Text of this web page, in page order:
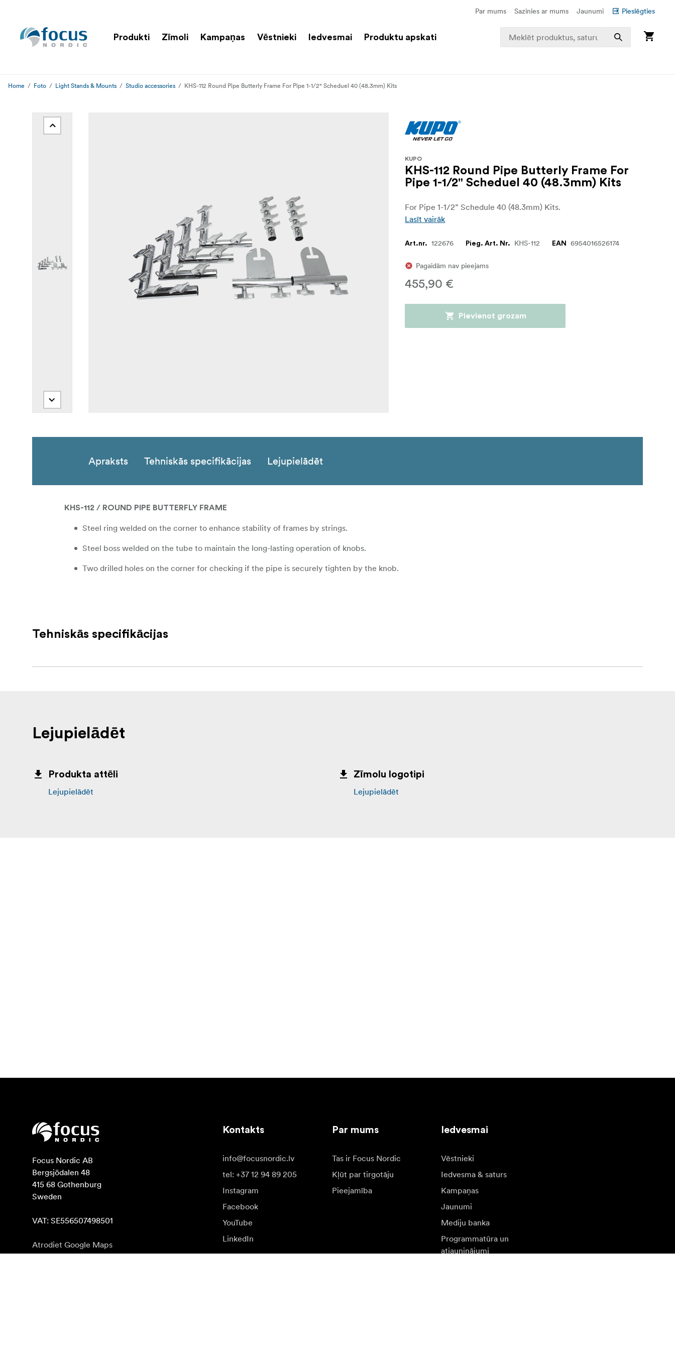
Par mums Sazinies ar mums Jaunumi Pieslēgties
Produkti Zīmoli Kampaņas Vēstnieki Iedvesmai Produktu apskati
Home Foto Light Stands & Mounts Studio accessories KHS-112 Round Pipe Butterly Frame For Pipe 1-1/2" Scheduel 40 (48.3mm) Kits
KUPO
KHS-112 Round Pipe Butterly Frame For
Pipe 1-1/2" Scheduel 40 (48.3mm) Kits
For Pipe 1-1/2” Schedule 40 (48.3mm) Kits.
Lasīt vairāk
Art.nr. 122676 Pieg. Art. Nr. KHS-112 EAN 6954016526174
Pagaidām nav pieejams
455,90 €
Pievienot grozam
Apraksts Tehniskās specifikācijas Lejupielādēt
KHS-112 / ROUND PIPE BUTTERFLY FRAME
Steel ring welded on the corner to enhance stability of frames by strings.
Steel boss welded on the tube to maintain the long-lasting operation of knobs.
Two drilled holes on the corner for checking if the pipe is securely tighten by the knob.
Tehniskās specifikācijas
Lejupielādēt
Produkta attēli
Lejupielādēt
Zīmolu logotipi
Lejupielādēt
Focus Nordic AB
Bergsjödalen 48
415 68 Gothenburg
Sweden
VAT: SE556507498501
Atrodiet Google Maps
Kontakts
info@focusnordic.lv
tel: +37 12 94 89 205
Instagram
Facebook
YouTube
LinkedIn
Par mums
Tas ir Focus Nordic
Kļūt par tirgotāju
Pieejamība
Iedvesmai
Vēstnieki
Iedvesma & saturs
Kampaņas
Jaunumi
Mediju banka
Programmatūra un
atjauninājumi